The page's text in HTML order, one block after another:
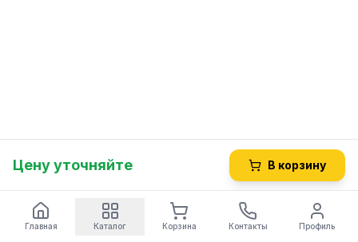
Цену уточняйте В корзину
Главная Каталог Корзина Контакты Профиль